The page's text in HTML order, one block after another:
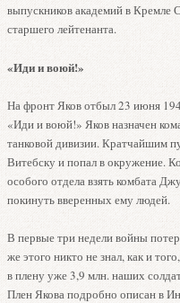
выпускников академий в Кремле
старшего лейтенанта.
«Иди и воюй!»
На фронт Яков отбыл 23 июня
«Иди и воюй!» Яков назначен
танковой дивизии. Кратчайшим
Витебску и попал в окружение.
особого отдела взять комбата
покинуть вверенных ему людей.
В первые три недели войны
же этого никто не знал, как и
в плену уже 3,9 млн. наших
Плен Якова подробно описан в